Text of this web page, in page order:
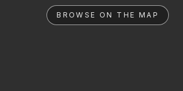
BROWSE ON THE MAP